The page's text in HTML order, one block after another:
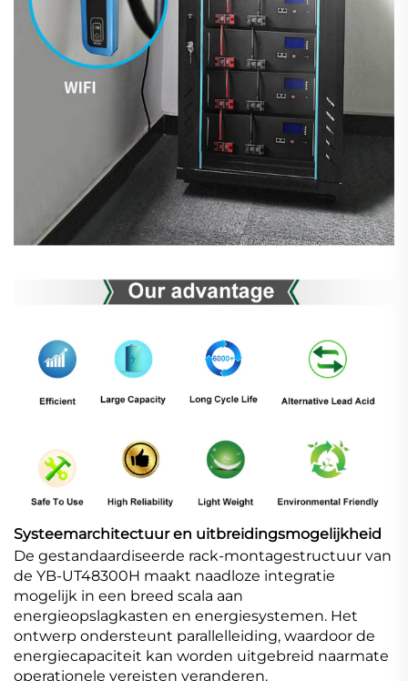
Systeemarchitectuur en uitbreidingsmogelijkheid
De gestandaardiseerde rack-montagestructuur van
de YB-UT48300H maakt naadloze integratie
mogelijk in een breed scala aan
energieopslagkasten en energiesystemen. Het
ontwerp ondersteunt parallelleiding, waardoor de
energiecapaciteit kan worden uitgebreid naarmate
operationele vereisten veranderen.